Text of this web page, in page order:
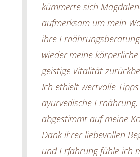
kümmerte sich
aufmerksam um mein
ihre
wieder meine
geistige Vitalität
Ich ethielt wertvolle
ayurvedische Ernährung,
abgestimmt auf meine
Dank ihrer liebevollen
und Erfahrung fühle ich